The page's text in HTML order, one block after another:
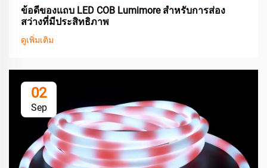
ข้อดีของแถบ LED COB Lumimore สำหรับการส่อง
สว่างที่มีประสิทธิภาพ
ดูเพิ่มเติม
02
Sep